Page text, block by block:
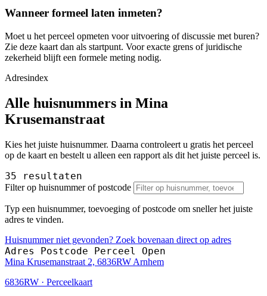
Wanneer formeel laten inmeten?
Moet u het perceel opmeten voor uitvoering of discussie met buren?
Zie deze kaart dan als startpunt. Voor exacte grens of juridische
zekerheid blijft een formele meting nodig.
Adresindex
Alle huisnummers in Mina
Krusemanstraat
Kies het juiste huisnummer. Daarna controleert u gratis het perceel
op de kaart en bestelt u alleen een rapport als dit het juiste perceel is.
35 resultaten
Filter op huisnummer of postcode
Typ een huisnummer, toevoeging of postcode om sneller het juiste
adres te vinden.
Huisnummer niet gevonden? Zoek bovenaan direct op adres
Adres Postcode Perceel Open
Mina Krusemanstraat 2, 6836RW Arnhem
6836RW · Perceelkaart